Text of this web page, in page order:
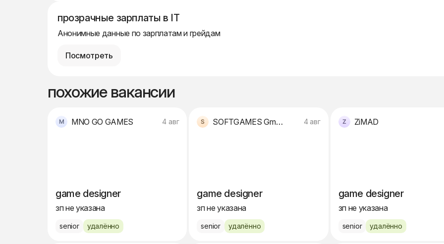
прозрачные зарплаты в IT
Анонимные данные по зарплатам и грейдам
Посмотреть
похожие вакансии
MNO GO GAMES 4 авг
game designer
зп не указана
senior удалённо
SOFTGAMES GmbH 4 авг
game designer
зп не указана
senior удалённо
ZiMAD
game designer
зп не указана
senior удалённо